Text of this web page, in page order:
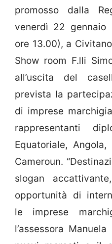
promosso dalla
venerdì 22 gennaio
ore 13.00), a
Show room F.lli
all’uscita del
prevista la
di imprese
rappresentanti
Equatoriale,
Cameroun.
slogan
opportunità di
le imprese
l’assessora